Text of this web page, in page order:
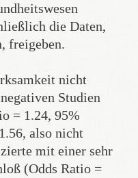
die Daten,
freigeben.
nicht
Studien
= 1.24, 95%
also nicht
mit einer sehr
(Odds Ratio =